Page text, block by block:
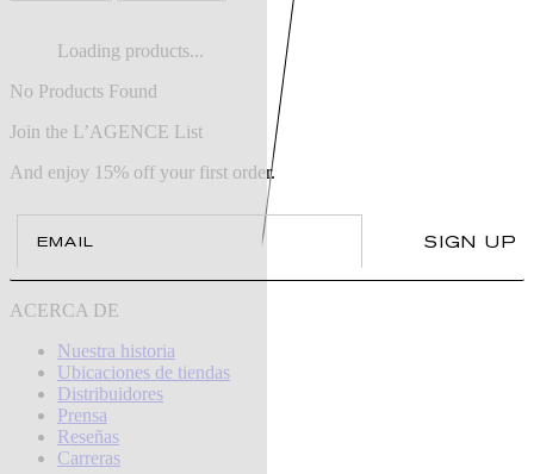
Loading products...
No Products Found
Join the L’AGENCE List
And enjoy 15% off your first order.
SIGN UP
ACERCA DE
Nuestra historia
Ubicaciones de tiendas
Distribuidores
Prensa
Reseñas
Carreras